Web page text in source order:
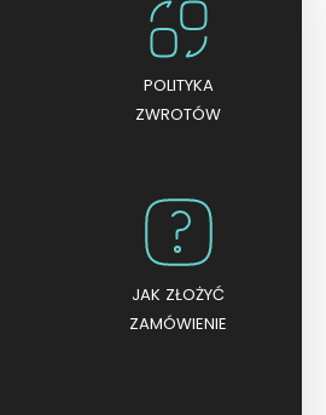
POLITYKA
ZWROTÓW
JAK ZŁOŻYĆ
ZAMÓWIENIE